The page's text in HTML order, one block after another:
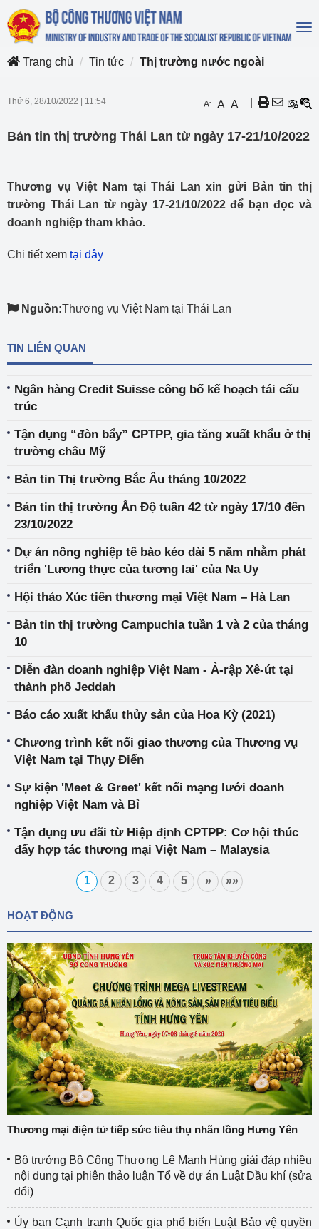
Trang chủ
Tin tức Thị trường nước ngoài
Thứ 6, 28/10/2022 11:54 A- A A+
Bản tin thị trường Thái Lan từ ngày 17-21/10/2022
Thương vụ Việt Nam tại Thái Lan xin gửi Bản tin thị
trường Thái Lan từ ngày 17-21/10/2022 để bạn đọc và
doanh nghiệp tham khảo.
Chi tiết xem tại đây
Nguồn:Thương vụ Việt Nam tại Thái Lan
TIN LIÊN QUAN
Ngân hàng Credit Suisse công bố kế hoạch tái cấu
trúc
Tận dụng “đòn bẩy” CPTPP, gia tăng xuất khẩu ở thị
trường châu Mỹ
Bản tin Thị trường Bắc Âu tháng 10/2022
Bản tin thị trường Ấn Độ tuần 42 từ ngày 17/10 đến
23/10/2022
Dự án nông nghiệp tế bào kéo dài 5 năm nhằm phát
triển 'Lương thực của tương lai' của Na Uy
Hội thảo Xúc tiến thương mại Việt Nam – Hà Lan
Bản tin thị trường Campuchia tuần 1 và 2 của tháng
10
Diễn đàn doanh nghiệp Việt Nam - Ả-rập Xê-út tại
thành phố Jeddah
Báo cáo xuất khẩu thủy sản của Hoa Kỳ (2021)
Chương trình kết nối giao thương của Thương vụ
Việt Nam tại Thụy Điển
Sự kiện 'Meet & Greet' kết nối mạng lưới doanh
nghiệp Việt Nam và Bỉ
Tận dụng ưu đãi từ Hiệp định CPTPP: Cơ hội thúc
đẩy hợp tác thương mại Việt Nam – Malaysia
1 2 3 4 5 » »»
HOẠT ĐỘNG
Thương mại điện tử tiếp sức tiêu thụ nhãn lồng Hưng Yên
Bộ trưởng Bộ Công Thương Lê Mạnh Hùng giải đáp nhiều
nội dung tại phiên thảo luận Tổ về dự án Luật Dầu khí (sửa
đổi)
Ủy ban Cạnh tranh Quốc gia phổ biến Luật Bảo vệ quyền